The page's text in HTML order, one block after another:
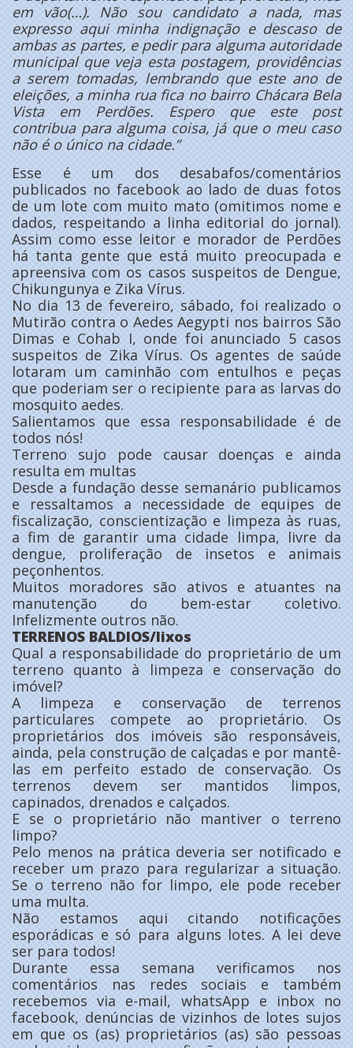
em vão(…). Não sou candidato a nada, mas
expresso aqui minha indignação e descaso de
ambas as partes, e pedir para alguma autoridade
municipal que veja esta postagem, providências
a serem tomadas, lembrando que este ano de
eleições, a minha rua fica no bairro Chácara Bela
Vista em Perdões. Espero que este post
contribua para alguma coisa, já que o meu caso
não é o único na cidade.”
Esse é um dos desabafos/comentários
publicados no facebook ao lado de duas fotos
de um lote com muito mato (omitimos nome e
dados, respeitando a linha editorial do jornal).
Assim como esse leitor e morador de Perdões
há tanta gente que está muito preocupada e
apreensiva com os casos suspeitos de Dengue,
Chikungunya e Zika Vírus.
No dia 13 de fevereiro, sábado, foi realizado o
Mutirão contra o Aedes Aegypti nos bairros São
Dimas e Cohab I, onde foi anunciado 5 casos
suspeitos de Zika Vírus. Os agentes de saúde
lotaram um caminhão com entulhos e peças
que poderiam ser o recipiente para as larvas do
mosquito aedes.
Salientamos que essa responsabilidade é de
todos nós!
Terreno sujo pode causar doenças e ainda
resulta em multas
Desde a fundação desse semanário publicamos
e ressaltamos a necessidade de equipes de
fiscalização, conscientização e limpeza às ruas,
a fim de garantir uma cidade limpa, livre da
dengue, proliferação de insetos e animais
peçonhentos.
Muitos moradores são ativos e atuantes na
manutenção do bem-estar coletivo.
Infelizmente outros não.
TERRENOS BALDIOS/lixos
Qual a responsabilidade do proprietário de um
terreno quanto à limpeza e conservação do
imóvel?
A limpeza e conservação de terrenos
particulares compete ao proprietário. Os
proprietários dos imóveis são responsáveis,
ainda, pela construção de calçadas e por mantê-
las em perfeito estado de conservação. Os
terrenos devem ser mantidos limpos,
capinados, drenados e calçados.
E se o proprietário não mantiver o terreno
limpo?
Pelo menos na prática deveria ser notificado e
receber um prazo para regularizar a situação.
Se o terreno não for limpo, ele pode receber
uma multa.
Não estamos aqui citando notificações
esporádicas e só para alguns lotes. A lei deve
ser para todos!
Durante essa semana verificamos nos
comentários nas redes sociais e também
recebemos via e-mail, whatsApp e inbox no
facebook, denúncias de vizinhos de lotes sujos
em que os (as) proprietários (as) são pessoas